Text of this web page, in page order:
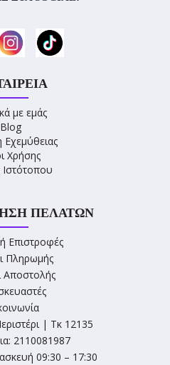
με εμάς
Blog
Χρήσης
Ιστότοπου
ΠΕΛΑΤΏΝ
Επιστροφές
Πληρωμής
Αποστολής
| Τκ 12135
2110081987
09:30 – 17:30